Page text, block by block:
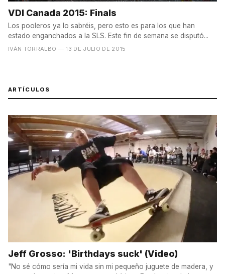
VDI Canada 2015: Finals
Los pooleros ya lo sabréis, pero esto es para los que han
estado enganchados a la SLS. Este fin de semana se disputó...
IVÁN TORRALBO — 13 DE JULIO DE 2015
ARTÍCULOS
Jeff Grosso: 'Birthdays suck' (Video)
"No sé cómo sería mi vida sin mi pequeño juguete de madera, y